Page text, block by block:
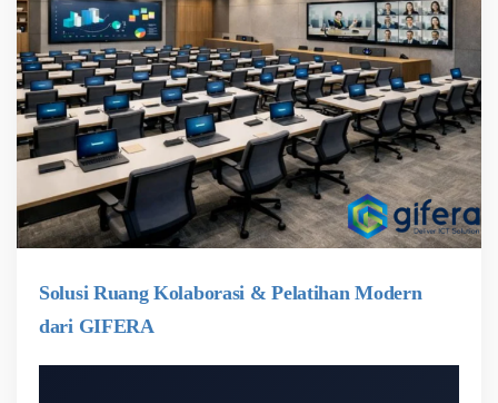
Solusi Ruang Kolaborasi & Pelatihan Modern
dari GIFERA